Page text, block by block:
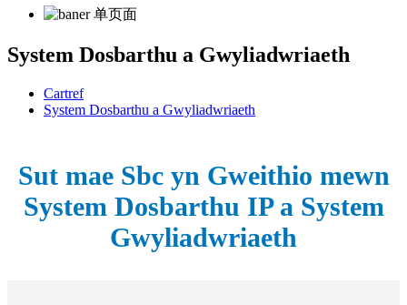
System Dosbarthu a Gwyliadwriaeth
Cartref
System Dosbarthu a Gwyliadwriaeth
Sut mae Sbc yn Gweithio mewn
System Dosbarthu IP a System
Gwyliadwriaeth